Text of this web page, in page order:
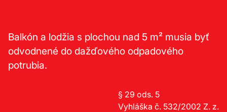
Balkón a lodžia s plochou nad 5 m² musia byť
odvodnené do dažďového odpadového
potrubia.
§ 29 ods. 5
Vyhláška č. 532/2002 Z. z.